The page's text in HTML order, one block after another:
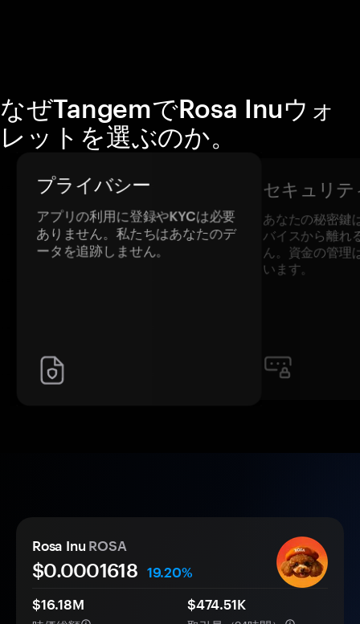
なぜTangemでRosa Inuウォ
レットを選ぶのか。
プライバシー
アプリの利用に登録やKYCは必要
ありません。私たちはあなたのデ
ータを追跡しません。
セキュリテ
あなたの秘密鍵
バイスから離れ
ん。資金の管理
います。
Rosa Inu ROSA
$0.0001618
19.20%
$16.18M
$474.51K